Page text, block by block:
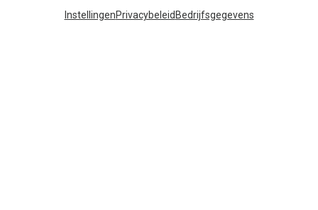
InstellingenPrivacybeleid Bedrijfsgegevens